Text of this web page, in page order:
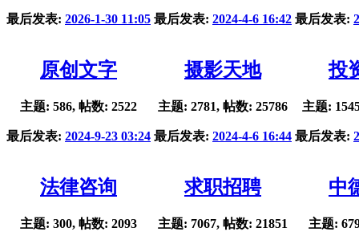
最后发表: 2026-1-30 11:05 最后发表: 2024-4-6 16:42 最后发表:
原创文字
主题: 586, 帖数: 2522
最后发表: 2024-9-23 03:24
摄影天地
主题: 2781, 帖数: 25786
最后发表: 2024-4-6 16:44
投
主题:
最后发表:
法律咨询
主题: 300, 帖数: 2093
求职招聘
主题: 7067, 帖数: 21851
中
主题: